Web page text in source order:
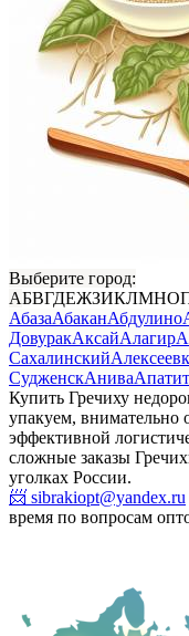
Выберите город:
АБВГДЕЖЗИКЛМНО
АбазаАбаканАбдулино
ДовуракАксайАлагир
Сахалинский
СудженскАнива
Купить Гречиху
упакуем, внимательно
эффективной
сложные заказы
уголках России.
📨 sibrakiopt@yandex.ru
время по вопросам